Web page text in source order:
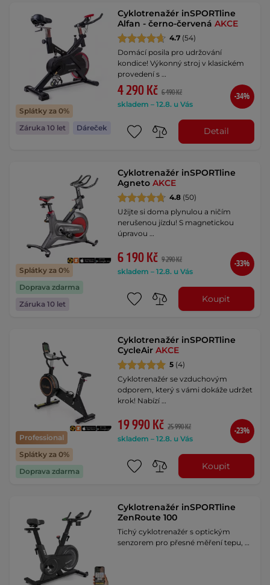
Splátky za 0%
Záruka 10 let
Dáreček
Cyklotrenažér inSPORTline
Alfan - černo-červenáAKCE
4.7 (54)
Domácí posila pro udržování
kondice! Výkonný stroj v klasickém
provedení s …
4 290 Kč 6 490 Kč
skladem – 12.8. u Vás
-34%
Detail
Splátky za 0%
Doprava zdarma
Záruka 10 let
Cyklotrenažér inSPORTline
AgnetoAKCE
4.8 (50)
Užijte si doma plynulou a ničím
nerušenou jízdu! S magnetickou
úpravou …
6 190 Kč 9 290 Kč
skladem – 12.8. u Vás
-33%
Koupit
Professional
Splátky za 0%
Doprava zdarma
Cyklotrenažér inSPORTline
CycleAirAKCE
5 (4)
Cyklotrenažér se vzduchovým
odporem, který s vámi dokáže udržet
krok! Nabízí …
19 990 Kč 25 990 Kč
skladem – 12.8. u Vás
-23%
Koupit
Cyklotrenažér inSPORTline
ZenRoute 100
Tichý cyklotrenažér s optickým
senzorem pro přesné měření tepu, …